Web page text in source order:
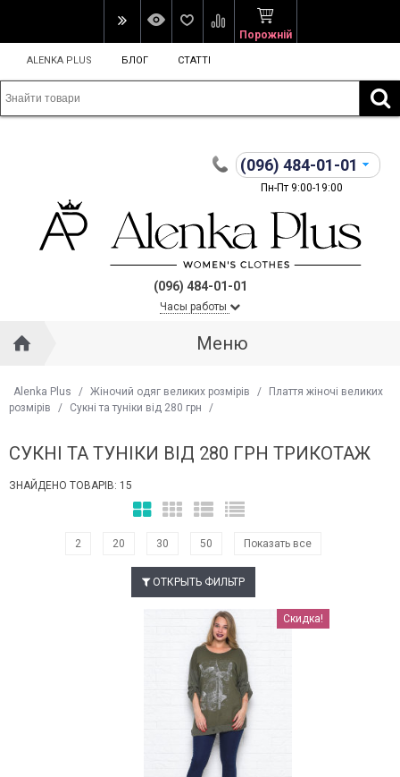
Порожній
ALENKA PLUS БЛОГ СТАТТІ
(096) 484-01-01
Пн-Пт 9:00-19:00
(096) 484-01-01
Часы работы
Меню
Alenka Plus / Жіночий одяг великих розмірів /
Плаття жіночі великих
розмірів
/ Сукні та туніки від 280 грн /
СУКНІ ТА ТУНІКИ ВІД 280 ГРН ТРИКОТАЖ
ЗНАЙДЕНО ТОВАРІВ: 15
2 20 30 50 Показать все
ОТКРЫТЬ ФИЛЬТР
Наклейки Варіант з % Скидка!